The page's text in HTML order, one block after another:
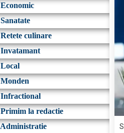
Economic
Sanatate
Retete culinare
Invatamant
Local
Monden
Infractional
Primim la redactie
Administratie